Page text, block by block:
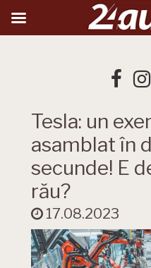
Tesla: un
asamblat în
secunde! E
rău?
17.08.2023